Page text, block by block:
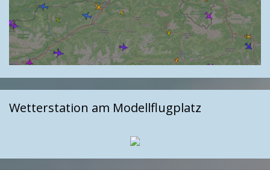
Wetterstation am Modellflugplatz